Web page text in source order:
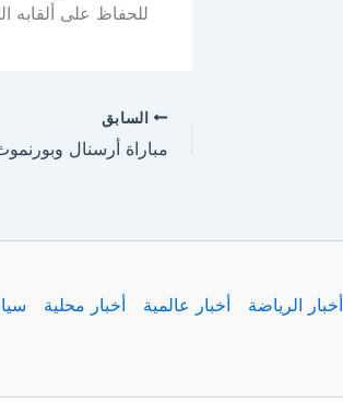
للحفاظ على ألقابه
السابق
أخبار الرياضة أخبار عالمية أخبار محلية